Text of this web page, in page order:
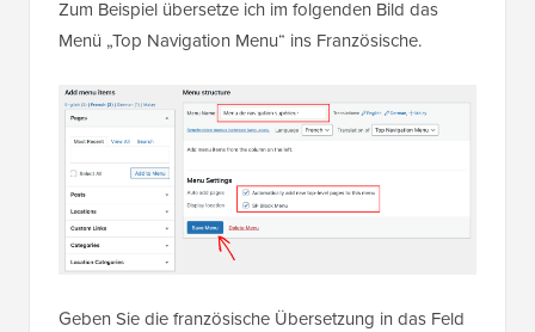
Zum Beispiel übersetze ich im folgenden Bild das
Menü „Top Navigation Menu“ ins Französische.
Geben Sie die französische Übersetzung in das Feld